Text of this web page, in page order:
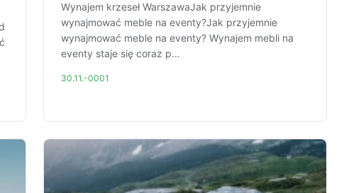
Wynajem krzeseł WarszawaJak przyjemnie
wynajmować meble na eventy?Jak przyjemnie
wynajmować meble na eventy? Wynajem mebli na
eventy staje się coraz p...
30.11.-0001